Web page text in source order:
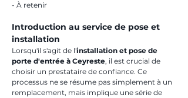
- À retenir
Introduction au service de pose et
installation
Lorsqu'il s'agit de l'installation et pose de
porte d'entrée à Ceyreste, il est crucial de
choisir un prestataire de confiance. Ce
processus ne se résume pas simplement à un
remplacement, mais implique une série de